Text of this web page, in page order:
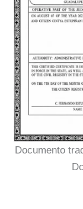
Documento